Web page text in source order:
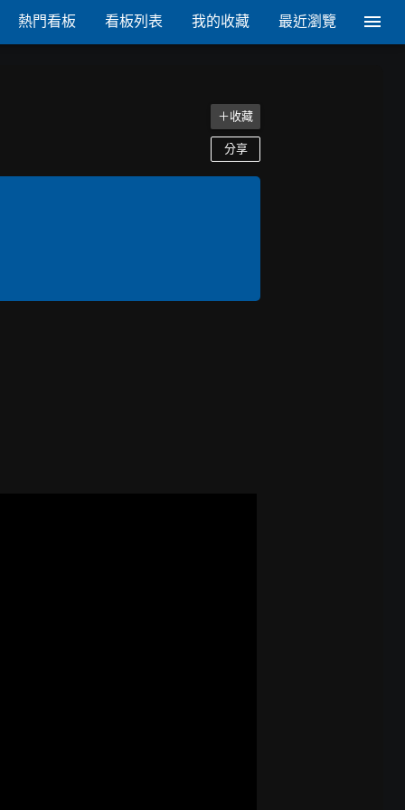
熱門看板 看板列表 我的收藏 最近瀏覽
＋收藏
分享